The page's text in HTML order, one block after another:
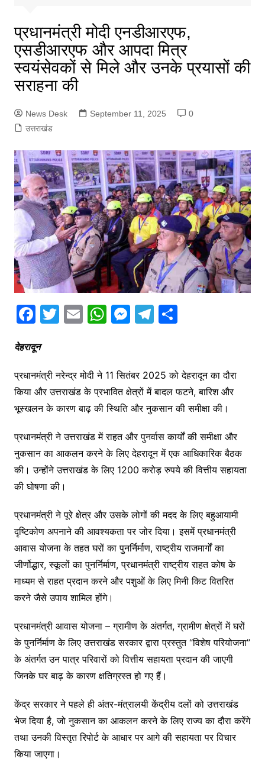
प्रधानमंत्री मोदी एनडीआरएफ,
एसडीआरएफ और आपदा मित्र
स्वयंसेवकों से मिले और उनके प्रयासों की
सराहना की
News Desk September 11, 2025
0
उत्तराखंड
F
c
e
b
o
o
k
T
er
E
l
W
s
A
p
M
s
e
n
g
er
T
gr
a
m
S
e
देहरादून
प्रधानमंत्री नरेन्द्र मोदी ने 11 सितंबर 2025 को देहरादून का दौरा
किया और उत्तराखंड के प्रभावित क्षेत्रों में बादल फटने, बारिश और
भूस्खलन के कारण बाढ़ की स्थिति और नुकसान की समीक्षा की।
प्रधानमंत्री ने उत्तराखंड में राहत और पुनर्वास कार्यों की समीक्षा और
नुकसान का आकलन करने के लिए देहरादून में एक आधिकारिक बैठक
की। उन्होंने उत्तराखंड के लिए 1200 करोड़ रुपये की वित्तीय सहायता
की घोषणा की।
प्रधानमंत्री ने पूरे क्षेत्र और उसके लोगों की मदद के लिए बहुआयामी
दृष्टिकोण अपनाने की आवश्यकता पर जोर दिया। इसमें प्रधानमंत्री
आवास योजना के तहत घरों का पुनर्निर्माण, राष्ट्रीय राजमार्गों का
जीर्णोद्धार, स्कूलों का पुनर्निर्माण, प्रधानमंत्री राष्ट्रीय राहत कोष के
माध्यम से राहत प्रदान करने और पशुओं के लिए मिनी किट वितरित
करने जैसे उपाय शामिल होंगे।
प्रधानमंत्री आवास योजना – ग्रामीण के अंतर्गत, ग्रामीण क्षेत्रों में घरों
के पुनर्निर्माण के लिए उत्तराखंड सरकार द्वारा प्रस्तुत “विशेष परियोजना”
के अंतर्गत उन पात्र परिवारों को वित्तीय सहायता प्रदान की जाएगी
जिनके घर बाढ़ के कारण क्षतिग्रस्त हो गए हैं।
केंद्र सरकार ने पहले ही अंतर-मंत्रालयी केंद्रीय दलों को उत्तराखंड
भेज दिया है, जो नुकसान का आकलन करने के लिए राज्य का दौरा करेंगे
तथा उनकी विस्तृत रिपोर्ट के आधार पर आगे की सहायता पर विचार
किया जाएगा।